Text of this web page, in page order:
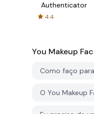
Authenticator
4.4
You Makeup
Como faço para
O You Makeup